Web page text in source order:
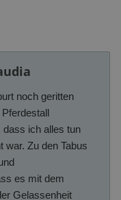
noch geritten
dass ich alles tun
war. Zu den Tabus
es mit dem
Gelassenheit